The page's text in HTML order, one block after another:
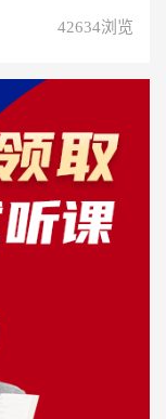
42634浏览